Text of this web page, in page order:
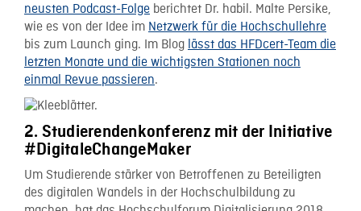
neusten Podcast-Folge berichtet Dr. habil. Malte Persike,
wie es von der Idee im Netzwerk für die Hochschullehre
bis zum Launch ging. Im Blog lässt das HFDcert-Team die
letzten Monate und die wichtigsten Stationen noch
einmal Revue passieren.
2. Studierendenkonferenz mit der Initiative
#DigitaleChangeMaker
Um Studierende stärker von Betroffenen zu Beteiligten
des digitalen Wandels in der Hochschulbildung zu